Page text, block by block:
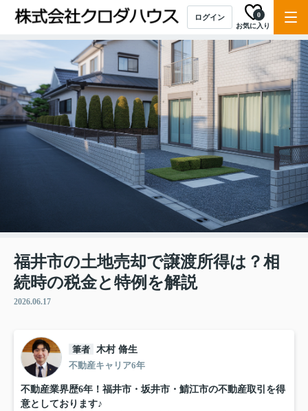
ログイン
お気に入り
0
福井市の土地売却で譲渡所得は？相
続時の税金と特例を解説
2026.06.17
筆者 木村 脩生
不動産キャリア6年
不動産業界歴6年！福井市・坂井市・鯖江市の不動産取引を得
意としております♪